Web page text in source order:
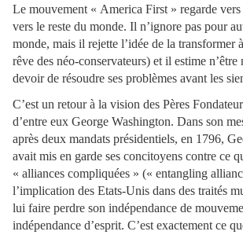
Le mouvement « America First » regarde
vers le reste du monde. Il n’ignore pas pour
monde, mais il rejette l’idée de la transformer
rêve des néo-conservateurs) et il estime n’être
devoir de résoudre ses problèmes avant les
C’est un retour à la vision des Pères
d’entre eux George Washington. Dans son
après deux mandats présidentiels, en 1796,
avait mis en garde ses concitoyens contre ce
« alliances compliquées » (« entangling
l’implication des Etats-Unis dans des traités
lui faire perdre son indépendance de
indépendance d’esprit. C’est exactement ce